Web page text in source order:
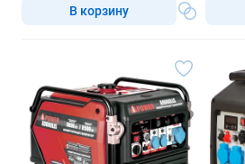
В корзину